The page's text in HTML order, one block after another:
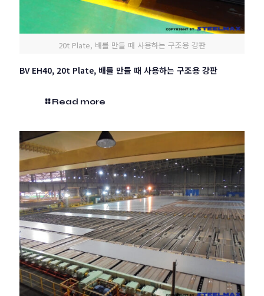
20t Plate, 배를 만들 때 사용하는 구조용 강판
BV EH40, 20t Plate, 배를 만들 때 사용하는 구조용 강판
Read more